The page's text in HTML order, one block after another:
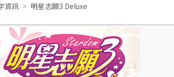
資訊 明星志願3 Deluxe